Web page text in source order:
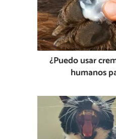
¿Puedo usar
humanos